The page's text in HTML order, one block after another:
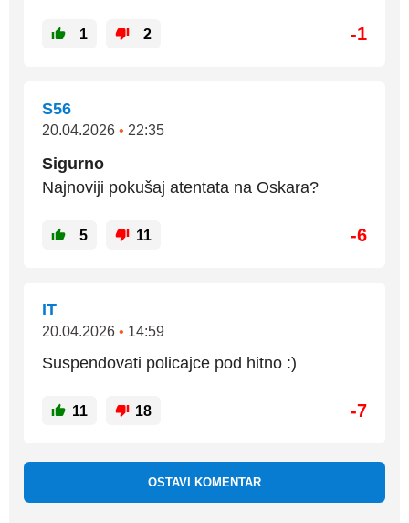
1 2 -1
S56
20.04.2026 • 22:35
Sigurno
Najnoviji pokušaj atentata na Oskara?
5 11 -6
IT
20.04.2026 • 14:59
Suspendovati policajce pod hitno :)
11 18 -7
OSTAVI KOMENTAR